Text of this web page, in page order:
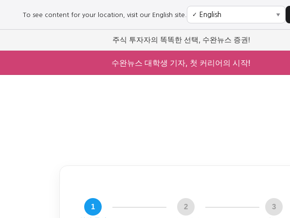
To see content for your location, visit our English site. ✓ ▼
주식 투자자의 똑똑한 선택, 수완뉴스 증권!
수완뉴스 대학생 기자, 첫 커리어의 시작!
1 2 3